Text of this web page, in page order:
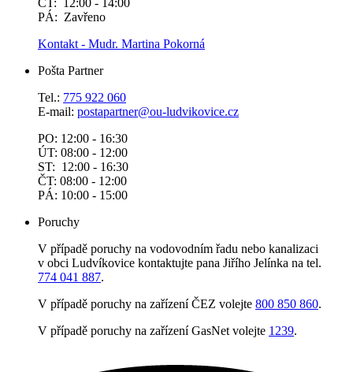
PÁ: Zavřeno
Kontakt - Mudr. Martina Pokorná
Pošta Partner
Tel.: 775 922 060
E-mail: postapartner@ou-ludvikovice.cz
PO: 12:00 - 16:30
ÚT: 08:00 - 12:00
ST: 12:00 - 16:30
ČT: 08:00 - 12:00
PÁ: 10:00 - 15:00
Poruchy
V případě poruchy na vodovodním řadu nebo kanalizaci
v obci Ludvíkovice kontaktujte pana Jiřího Jelínka na tel.
774 041 887.
V případě poruchy na zařízení ČEZ volejte 800 850 860.
V případě poruchy na zařízení GasNet volejte 1239.